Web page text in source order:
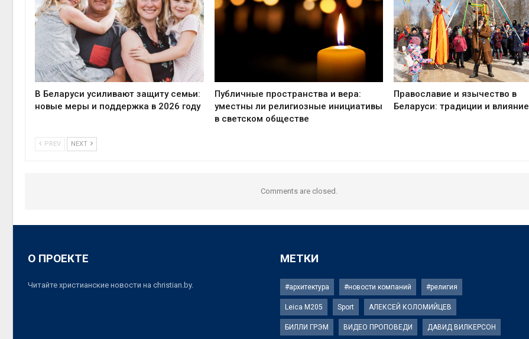
В Беларуси усиливают защиту семьи:
новые меры и поддержка в 2026 году
Публичные пространства и вера:
уместны ли религиозные инициативы
в светском обществе
Православие и язычество в
Беларуси: традиции и влияние
PREV NEXT
Comments are closed.
О ПРОЕКТЕ
Читайте христианские новости на christian.by.
МЕТКИ
#архитектура #новости компаний #религия
Leica M205 Sport АЛЕКСЕЙ КОЛОМИЙЦЕВ
БИЛЛИ ГРЭМ ВИДЕО ПРОПОВЕДИ ДАВИД ВИЛКЕРСОН